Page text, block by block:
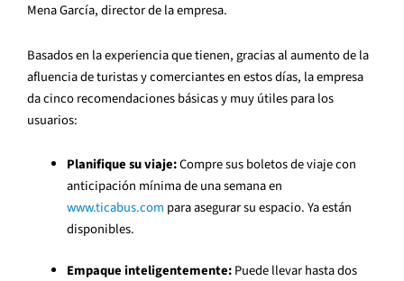
Mena García, director de la empresa.
Basados en la experiencia que tienen, gracias al aumento de la
afluencia de turistas y comerciantes en estos días, la empresa
da cinco recomendaciones básicas y muy útiles para los
usuarios:
Planifique su viaje:Compre sus boletos de viaje con
anticipación mínima de una semana en
www.ticabus.com para asegurar su espacio. Ya están
disponibles.
Empaque inteligentemente:Puede llevar hasta dos